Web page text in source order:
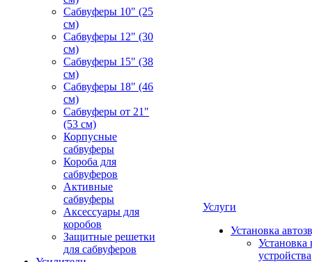
Сабвуферы 10" (25
см)
Сабвуферы 12" (30
см)
Сабвуферы 15" (38
см)
Сабвуферы 18" (46
см)
Сабвуферы от 21"
(53 см)
Корпусные
сабвуферы
Короба для
сабвуферов
Активные
сабвуферы
Аксессуары для
коробов
Защитные решетки
для сабвуферов
Услуги
Установка
Установка
устройства